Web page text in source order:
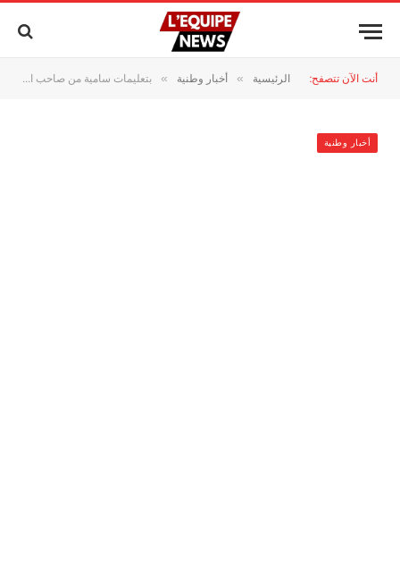
أنت الآن تتصفح: الرئيسية » أخبار وطنية » بتعليمات سامية من صاحب الجلالة الملك محمد السادس، مؤسسة محمد الخامس للتضامن تطلق عملية “مرحبا 2026”
أخبار وطنية